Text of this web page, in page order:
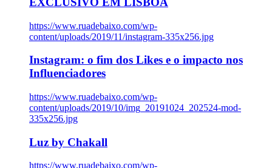
https://www.ruadebaixo.com/wp-
content/uploads/2019/11/instagram-335x256.jpg
Instagram: o fim dos Likes e o impacto nos
Influenciadores
https://www.ruadebaixo.com/wp-
content/uploads/2019/10/img_20191024_202524-mod-
335x256.jpg
Luz by Chakall
https://www.ruadebaixo.com/wp-